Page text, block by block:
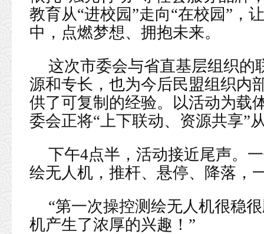
教育从“进校园”走向“在校园”，
中，点燃梦想、拥抱未来。
这次市委会与省直基层组织的
源和专长，也为今后民盟组织内
供了可复制的经验。以活动为载
委会正将“上下联动、资源共享”
下午4点半，活动接近尾声。
绘无人机，推杆、悬停、降落，
“第一次操控测绘无人机很稳
机产生了浓厚的兴趣！”